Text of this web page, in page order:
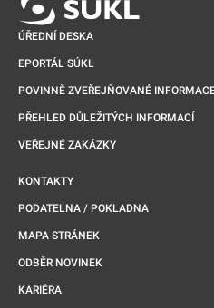
ÚŘEDNÍ DESKA
EPORTÁL SÚKL
POVINNĚ ZVEŘEJŇOVANÉ
PŘEHLED DŮLEŽITÝCH INFORMACÍ
VEŘEJNÉ ZAKÁZKY
KONTAKTY
PODATELNA / POKLADNA
MAPA STRÁNEK
ODBĚR NOVINEK
KARIÉRA